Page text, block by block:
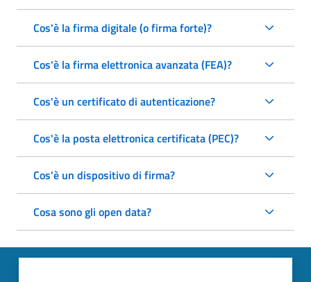
Cos'è la firma digitale (o firma forte)?
Cos'è la firma elettronica avanzata (FEA)?
Cos'è un certificato di autenticazione?
Cos'è la posta elettronica certificata (PEC)?
Cos'è un dispositivo di firma?
Cosa sono gli open data?